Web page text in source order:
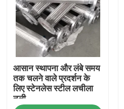
आसान स्थापना और लंबे समय
तक चलने वाले प्रदर्शन के
लिए स्टेनलेस स्टील लचीला
नली